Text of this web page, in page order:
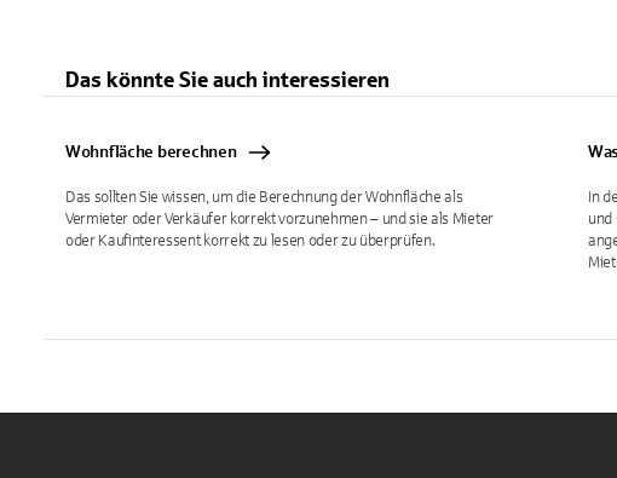
Das könnte Sie auch interessieren
Wohnfläche berechnen
Das sollten Sie wissen, um die Berechnung der Wohnfläche als
Vermieter oder Verkäufer korrekt vorzunehmen – und sie als Mieter
oder Kaufinteressent korrekt zu lesen oder zu überprüfen.
In
und